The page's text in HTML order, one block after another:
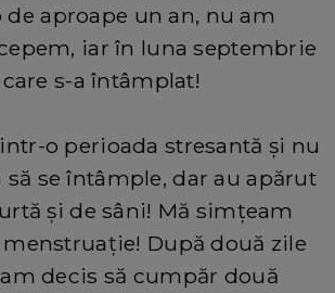
aproape un an, nu am
iar în luna septembrie
care s-a întâmplat!
o perioada stresantă și nu
se întâmple, dar au apărut
și de sâni! Mă simțeam
După două zile
decis să cumpăr două